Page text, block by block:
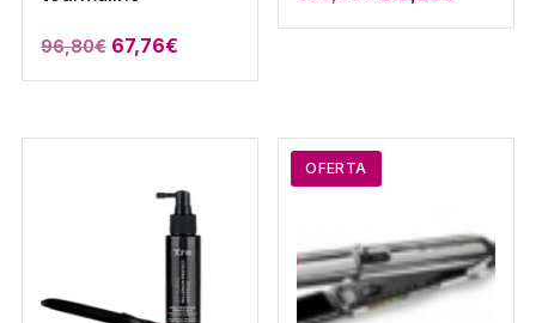
96,80€ El
precio
era:
67,76€El
precio
es:
precio precio
OFERTA